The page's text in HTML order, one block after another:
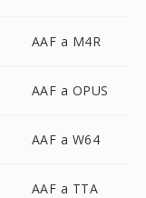
AAF a M4R
AAF a OPUS
AAF a W64
AAF a TTA